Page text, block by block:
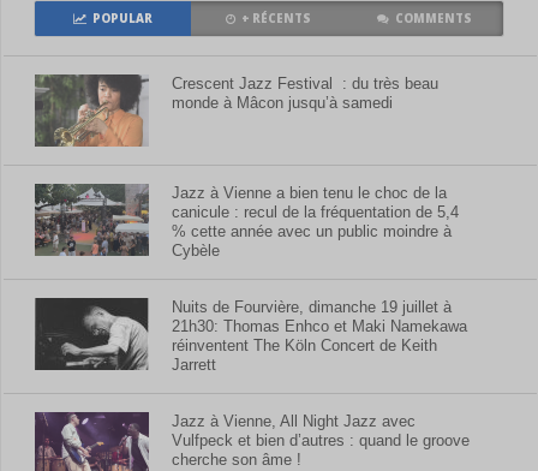
POPULAR + RÉCENTS COMMENTS
Crescent Jazz Festival : du très beau
monde à Mâcon jusqu’à samedi
Jazz à Vienne a bien tenu le choc de la
canicule : recul de la fréquentation de 5,4
% cette année avec un public moindre à
Cybèle
Nuits de Fourvière, dimanche 19 juillet à
21h30: Thomas Enhco et Maki Namekawa
réinventent The Köln Concert de Keith
Jarrett
Jazz à Vienne, All Night Jazz avec
Vulfpeck et bien d’autres : quand le groove
cherche son âme !